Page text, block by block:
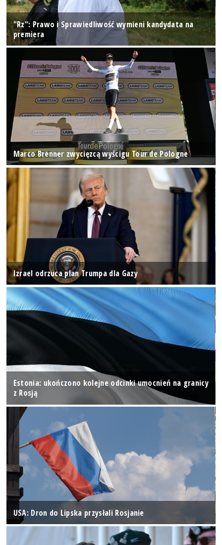
"Rz": Prawo i Sprawiedliwość wymieni kandydata na
premiera
Marco Brenner zwycięzcą wyścigu Tour de Pologne
Izrael odrzuca plan Trumpa dla Gazy
Estonia: ukończono kolejne odcinki umocnień na granicy
z Rosją
USA: Dron do Lipska przysłali Rosjanie